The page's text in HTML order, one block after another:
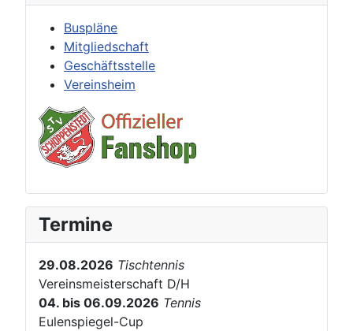
Buspläne
Mitgliedschaft
Geschäftsstelle
Vereinsheim
Termine
29.08.2026 Tischtennis
Vereinsmeisterschaft D/H
04. bis 06.09.2026 Tennis
Eulenspiegel-Cup